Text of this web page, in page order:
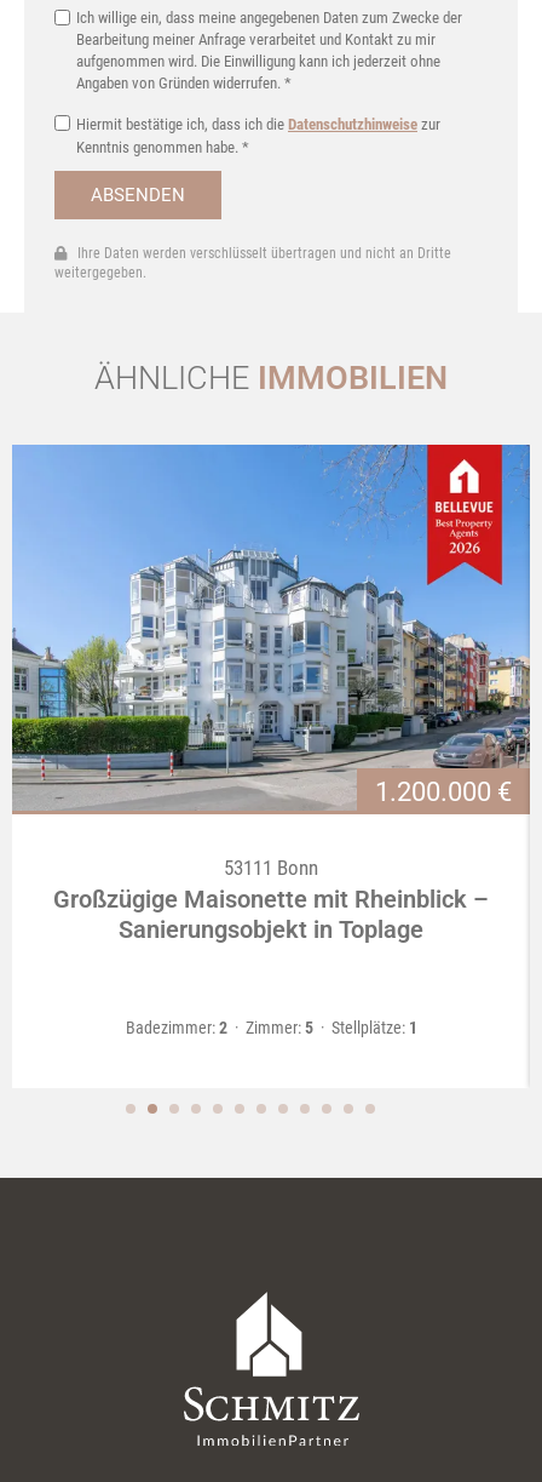
Ich willige ein, dass meine angegebenen Daten zum Zwecke der
Bearbeitung meiner Anfrage verarbeitet und Kontakt zu mir
aufgenommen wird. Die Einwilligung kann ich jederzeit ohne
Angaben von Gründen widerrufen. *
Hiermit bestätige ich, dass ich die Datenschutzhinweise zur
Kenntnis genommen habe. *
ABSENDEN
Ihre Daten werden verschlüsselt übertragen und nicht an Dritte
weitergegeben.
ÄHNLICHE IMMOBILIEN
1.200.000 €
53111 Bonn
Großzügige Maisonette mit Rheinblick –
Sanierungsobjekt in Toplage
Badezimmer:2 · Zimmer:5 · Stellplätze: 1
4 5 6 7 8 9 10 11 12